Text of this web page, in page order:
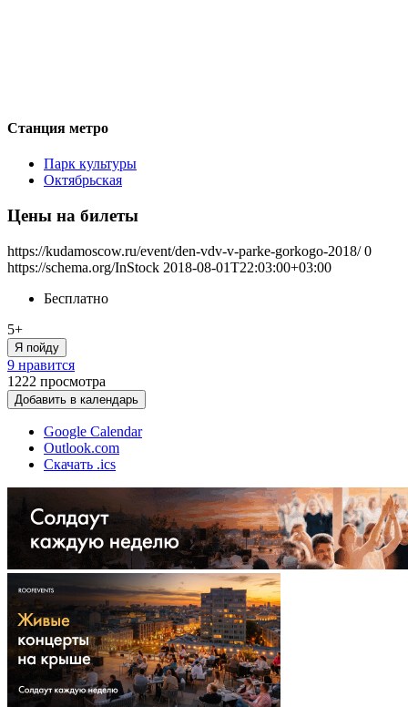
Станция метро
Парк культуры
Октябрьская
Цены на билеты
https://kudamoscow.ru/event/den-vdv-v-parke-gorkogo-2018/ 0
https://schema.org/InStock 2018-08-01T22:03:00+03:00
Бесплатно
5+
Я пойду
9 нравится
1222 просмотра
Добавить в календарь
Google Calendar
Outlook.com
Скачать .ics